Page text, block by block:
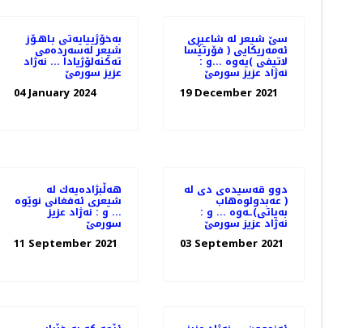
به‌خۆژییایه‌تی بـاهـۆز
شیعر له‌سه‌رده‌می
ته‌كنه‌لۆژیادا ... نه‌ژاد
عزیز سورمێ
04 January 2024
سێ شیعر له‌ شاعیری
ئه‌مه‌ریكایی ( فۆرتێسا
لاتیفی )یه‌وه‌ ...و :
نه‌ژاد عزیز سورمێ
19 December 2021
هه‌ڵبژاده‌یه‌ك له‌
شیعری ئه‌فغانی نوێوه‌
... و : نه‌ژاد عزیز
سورمێ
11 September 2021
دوو قه‌سیده‌ی دی له‌
( عه‌بدولوه‌هاب
به‌یاتی)ـه‌وه ... و :
نه‌ژاد عزیز سورمێ
03 September 2021